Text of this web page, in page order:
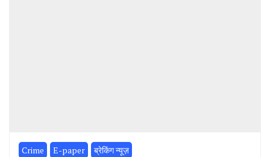
Crime E-paper ब्रेकिंग न्यूज़